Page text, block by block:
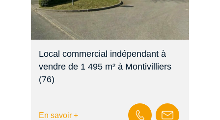
Local commercial indépendant à
vendre de 1 495 m² à Montivilliers
(76)
En savoir +